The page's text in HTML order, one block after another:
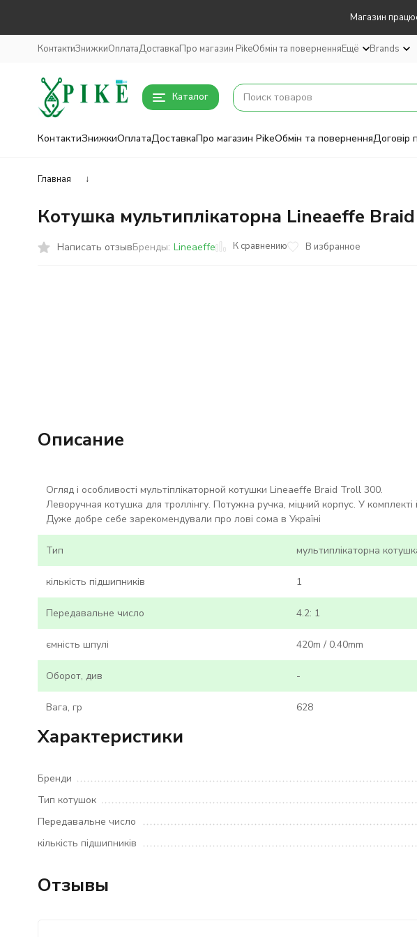
Магазин
КонтактиЗнижкиОплатаДоставкаПро магазин PikeОбмін та поверненняЕщё Brands
Каталог
КонтактиЗнижкиОплатаДоставкаПро магазин PikeОбмін та поверненняДоговір
Главная ↓
Котушка мультиплікаторна Lineaeffe
Написать отзывБренды: Lineaeffe К сравнению В избранное
Описание
Огляд і особливості мультіплікаторной котушки Lineaeffe Braid Troll 300.
Леворучная котушка для троллінгу. Потужна ручка, міцний корпус. У
Дуже добре себе зарекомендували про лові сома в Україні
Тип мультиплікаторна
кількість підшипників 1
Передавальне число 4.2: 1
ємність шпулі 420m / 0.40mm
Оборот, див -
Вага, гр 628
Характеристики
Бренди
Тип котушок
Передавальне число
кількість підшипників
Отзывы